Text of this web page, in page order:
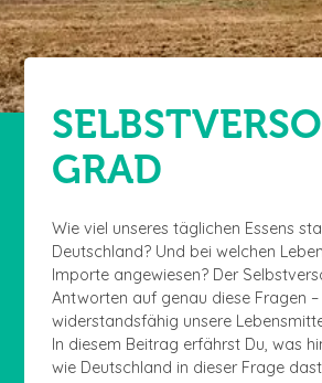
GRAD
Wie viel unseres täglichen Essens
Deutschland? Und bei welchen
Importe angewiesen? Der
Antworten auf genau diese Fragen
widerstandsfähig unsere
In diesem Beitrag erfährst Du, was
wie Deutschland in dieser Frage